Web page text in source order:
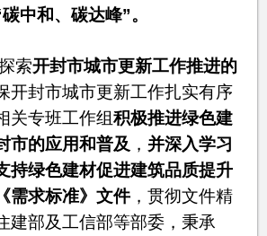
中和、碳达峰”。
索开封市城市更新工作推进的
开封市城市更新工作扎实有序
关专班工作组积极推进绿色建
市的应用和普及 ， 并深入学习
持绿色建材促进建筑品质提升
需求标准》文件，贯彻文件精
建部及工信部等部委，秉承